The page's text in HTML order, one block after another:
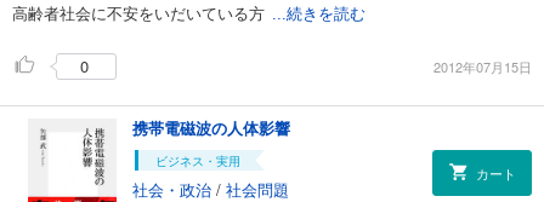
高齢者社会に不安をいだいている方 ...続きを読む
0 2012年07月15日
携帯電磁波の人体影響
ビジネス・実用
社会・政治 / 社会問題
カート